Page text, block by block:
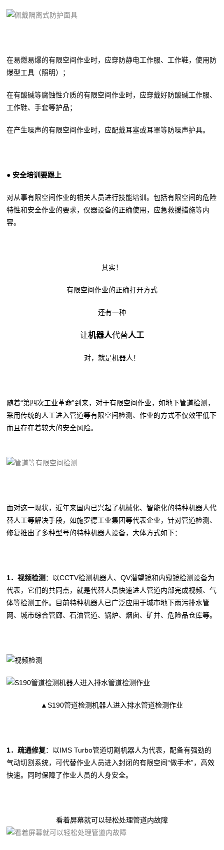
在易燃易爆的有限空间作业时，应穿防静电工作服、工作鞋，使用防
爆型工具（照明）；
在有酸碱等腐蚀性介质的有限空间作业时，应穿戴好防酸碱工作服、
工作鞋、手套等护品；
在产生噪声的有限空间作业时，应配戴耳塞或耳罩等防噪声护具。
● 安全培训要跟上
对从事有限空间作业的相关人员进行技能培训。包括有限空间的危险
特性和安全作业的要求，仪器设备的正确使用，应急救援措施等内
容。
其实！
有限空间作业的正确打开方式
还有一种
让机器人代替人工
对，就是机器人！
随着“第四次工业革命”到来，对于有限空间作业，如地下管道检测，
采用传统的人工进入管道等有限空间检测、作业的方式不仅效率低下
而且存在着较大的安全风险。
面对这一现状，近年来国内已兴起了机械化、智能化的特种机器人代
替人工等解决手段，如施罗德工业集团等代表企业，针对管道检测、
修复推出了多种型号的特种机器人设备，大体方式如下：
1．视频检测 ：以CCTV检测机器人、QV潜望镜和内窥镜检测设备为
代表，它们的共同点，就是代替人员快速进人管道内部完成视频、气
体等检测工作。目前特种机器人已广泛应用于城市地下雨污排水管
网、城市综合管廊、石油管道、锅炉、烟囱、矿井、危险品仓库等。
▲S190管道检测机器人进入排水管道检测作业
1．疏通修复：以IMS Turbo管道切割机器人为代表，配备有强劲的
气动切割系统，可代替作业人员进入封闭的有限空间“做手术”，高效
快速。同时保障了作业人员的人身安全。
看着屏幕就可以轻松处理管道内故障